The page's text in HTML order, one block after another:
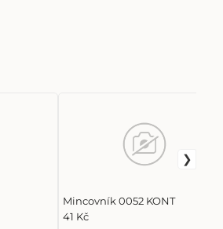
Mincovník 0052 KONT
41 Kč